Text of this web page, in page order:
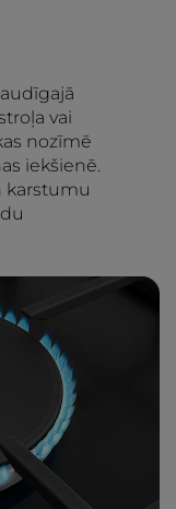
vai
nozīmē
iekšienē.
karstumu